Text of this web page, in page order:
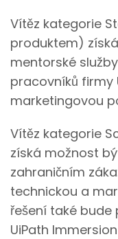
Vítěz kategorie
produktem)
mentorské
pracovníků firmy
marketingovou
Vítěz kategorie
získá možnost
zahraničním
technickou a
řešení také
UiPath